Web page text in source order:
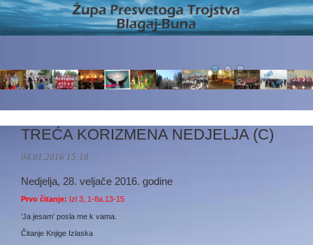
TREĆA KORIZMENA NEDJELJA (C)
04.01.2016 15:18
Nedjelja, 28. veljače 2016. godine
Prvo čitanje: Izl 3, 1-8a.13-15
’Ja jesam’ posla me k vama.
Čitanje Knjige Izlaska